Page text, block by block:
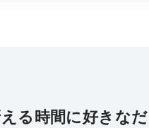
る時間に好きな